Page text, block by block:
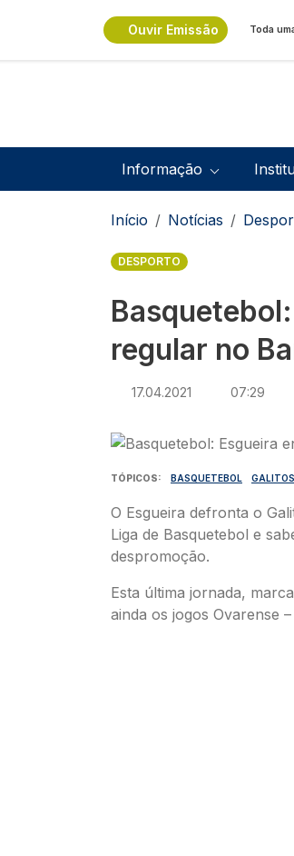
Ouvir Emissão Toda
Navegação
Informação
Navegação
Início Notícias
DESPORTO
regular no
17.04.2021 07:29
Imagem
TÓPICOS BASQUETEBOL GALITOS
O Esgueira defronta o
Liga de Basquetebol e
despromoção.
Esta última jornada,
ainda os jogos Ovarense